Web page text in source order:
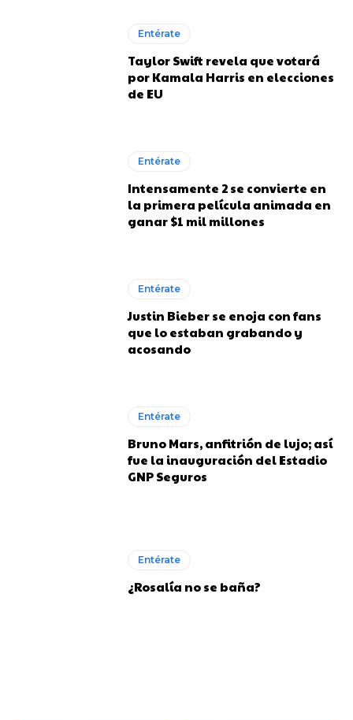
Entérate
Taylor Swift revela que votará
por Kamala Harris en elecciones
de EU
Entérate
Intensamente 2 se convierte en
la primera película animada en
ganar $1 mil millones
Entérate
Justin Bieber se enoja con fans
que lo estaban grabando y
acosando
Entérate
Bruno Mars, anfitrión de lujo; así
fue la inauguración del Estadio
GNP Seguros
Entérate
¿Rosalía no se baña?